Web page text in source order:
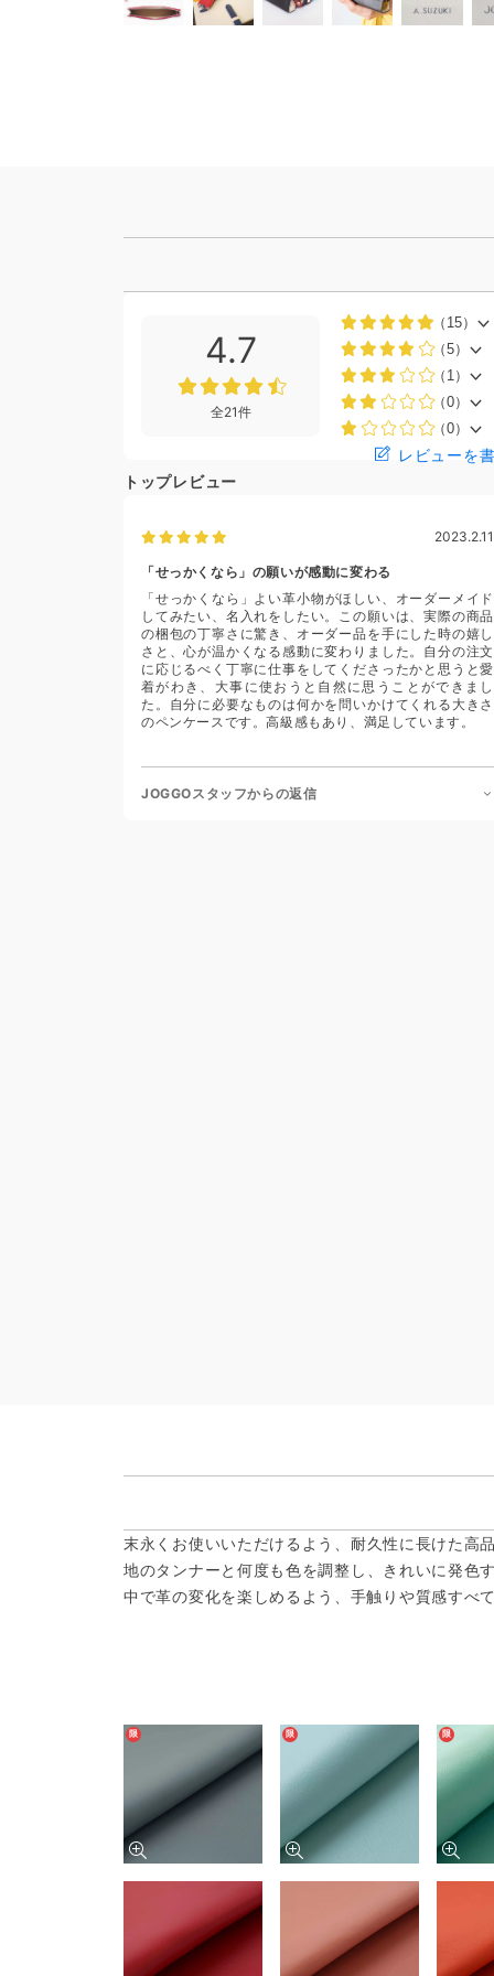
4.7
全21件
（15）
（5）
（1）
（0）
（0）
レビューを
トップレビュー
2023.2.11
「せっかくなら」の願いが感動に変わる
「せっかくなら」よい革小物がほしい、オーダーメイド
してみたい、名入れをしたい。この願いは、実際の商品
の梱包の丁寧さに驚き、オーダー品を手にした時の嬉し
さと、心が温かくなる感動に変わりました。自分の注文
に応じるべく丁寧に仕事をしてくださったかと思うと愛
着がわき、大事に使おうと自然に思うことができまし
た。自分に必要なものは何かを問いかけてくれる大きさ
のペンケースです。高級感もあり、満足しています。
JOGGOスタッフからの返信
末永くお使いいただけるよう、耐久性に長けた高
地のタンナーと何度も色を調整し、きれいに発色
中で革の変化を楽しめるよう、手触りや質感すべ
限 限 限